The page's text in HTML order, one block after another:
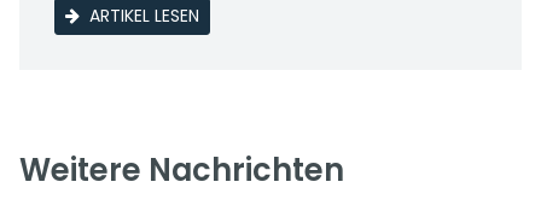
ARTIKEL LESEN
Weitere Nachrichten